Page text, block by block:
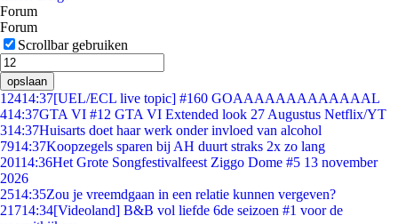
Forum
Forum
Scrollbar gebruiken
opslaan
12414:37[UEL/ECL live topic] #160 GOAAAAAAAAAAAAAL
414:37GTA VI #12 GTA VI Extended look 27 Augustus Netflix/YT
314:37Huisarts doet haar werk onder invloed van alcohol
7914:37Koopzegels sparen bij AH duurt straks 2x zo lang
20114:36Het Grote Songfestivalfeest Ziggo Dome #5 13 november
2026
2514:35Zou je vreemdgaan in een relatie kunnen vergeven?
21714:34[Videoland] B&B vol liefde 6de seizoen #1 voor de